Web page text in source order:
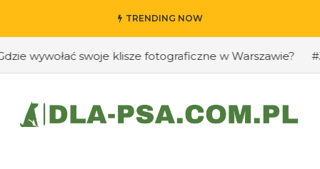
TRENDING NOW
swoje klisze fotograficzne w Warszawie? #Jak